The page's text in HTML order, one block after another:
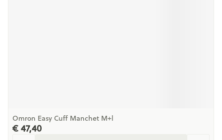
Omron Easy Cuff Manchet M+l
€ 47,40